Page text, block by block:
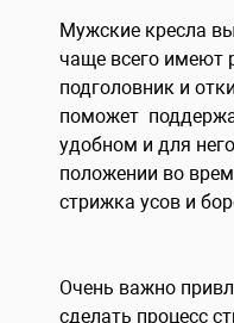
Мужские кресла
чаще всего имеют
подголовник и
поможет
удобном и для
положении во
стрижка усов и
Очень важно
сделать процесс